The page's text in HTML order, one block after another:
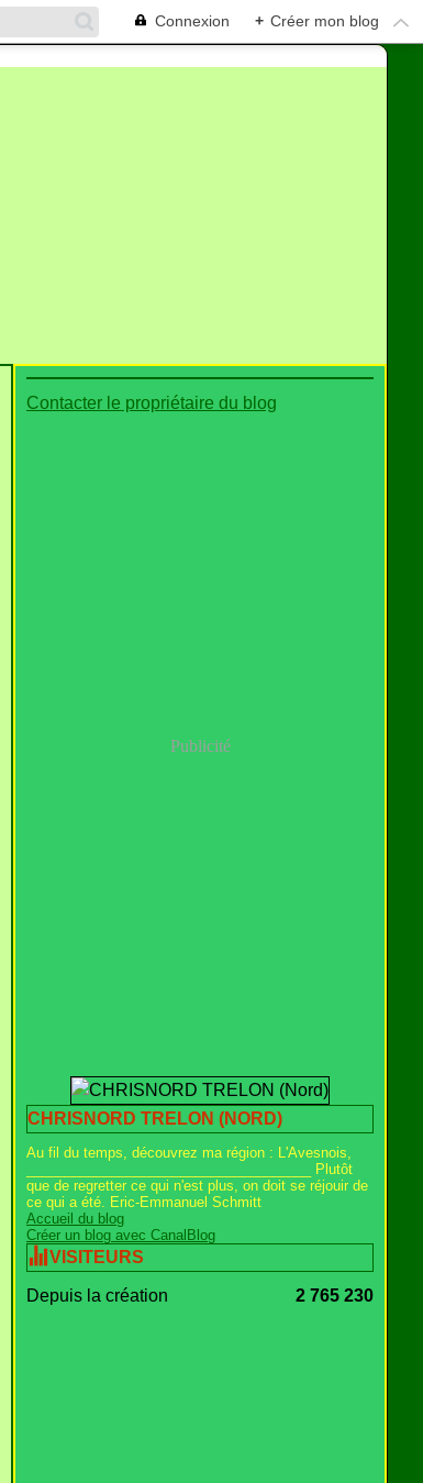
Connexion + Créer mon blog
Contacter le propriétaire du blog
Publicité
CHRISNORD TRELON (NORD)
Au fil du temps, découvrez ma région : L'Avesnois,
_____________________________________ Plutôt
que de regretter ce qui n'est plus, on doit se réjouir de
ce qui a été. Eric-Emmanuel Schmitt
Accueil du blog
Créer un blog avec CanalBlog
VISITEURS
Depuis la création 2 765 230